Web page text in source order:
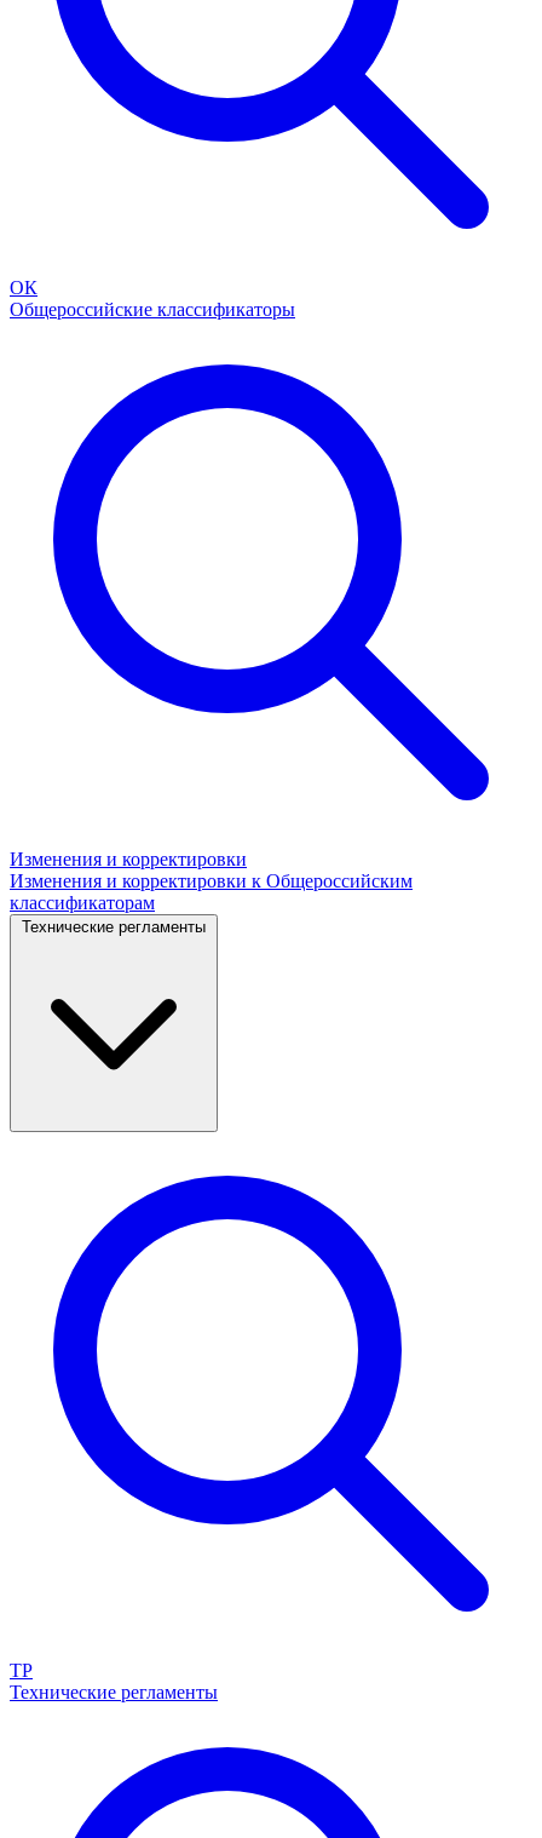
ОК
Общероссийские классификаторы
Изменения и корректировки
Изменения и корректировки к Общероссийским
классификаторам
Технические регламенты
ТР
Технические регламенты